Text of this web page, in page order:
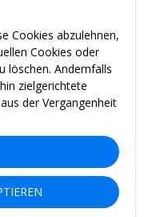
Cookies abzulehnen,
Cookies oder
löschen. Andernfalls
zielgerichtete
der Vergangenheit